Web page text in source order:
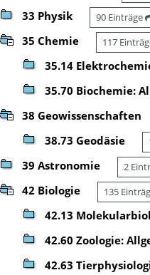
33 Physik 90 Einträge
35 Chemie 117
35.14
35.70 Biochemie:
38 Geowissenschaften
38.73 Geodäsie
39 Astronomie 2
42 Biologie 135
42.13
42.60 Zoologie:
42.63